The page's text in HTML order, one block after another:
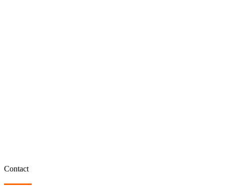
Contact